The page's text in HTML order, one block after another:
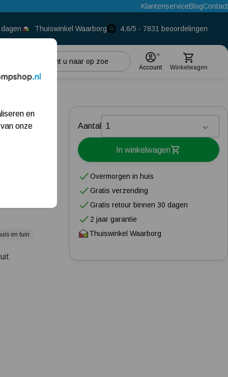
KlantenserviceBlogContact
Thuiswinkel Waarborg 4.6/5 - 7831 beoordelingen
Beregeningspomp
Meest gelezen blogs
Tuin besproeien? Lees hier welke tuinpomp u nodig heeft
Installatie van een beregenings- / hydrofoorpomp
Account Winkelwagen
en tuin
Aantal
In winkelwagen
Overmorgen in huis
Gratis verzending
Gratis retour binnen 30 dagen
2 jaar garantie
Thuiswinkel Waarborg
en
onze